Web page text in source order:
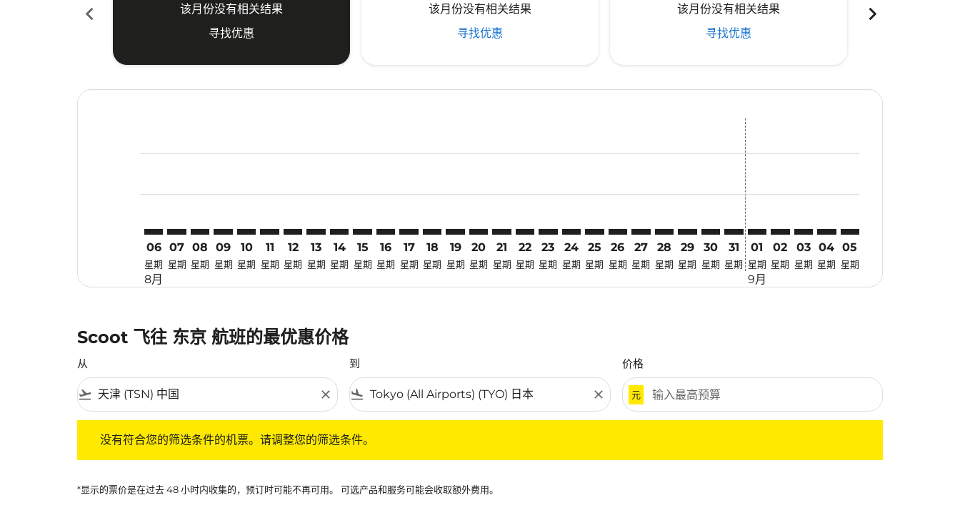
chevron_left
该月份没有相关结果
寻找优惠
该月份没有相关结果
寻找优惠
该月份没有相关结果
寻找优惠
chevron_right
06
星期
8月
07
星期
08
星期
09
星期
10
星期
11
星期
12
星期
13
星期
14
星期
15
星期
16
星期
17
星期
18
星期
19
星期
20
星期
21
星期
TSN–TYO: cmp-view-offers-disclaimer. 寻找优惠
22
星期
TSN–TYO: cmp-view-offers-disclaimer. 寻找优惠
23
星期
TSN–TYO: cmp-view-offers-disclaimer. 寻找优惠
24
星期
TSN–TYO: cmp-view-offers-disclaimer. 寻找优惠
25
星期
TSN–TYO: cmp-view-offers-disclaimer. 寻找优惠
26
星期
TSN–TYO: cmp-view-offers-disclaimer. 寻找优惠
27
星期
TSN–TYO: cmp-view-offers-disclaimer. 寻找优惠
28
星期
TSN–TYO: cmp-view-offers-disclaimer. 寻找优惠
29
星期
TSN–TYO: cmp-view-offers-disclaimer. 寻找优惠
30
星期
TSN–TYO: cmp-view-offers-disclaimer. 寻找
31
星期
01
星期
9月
02
星期
03
星期
04
星期
05
星期
Scoot 飞往 东京 航班的最优惠价格
从
flight_takeoff close
到
flight_land close
价格
元
没有符合您的筛选条件的机票。请调整您的筛选条件。
*显示的票价是在过去 48 小时内收集的，预订时可能不再可用。 可选产品和服务可能会收取额外费用。